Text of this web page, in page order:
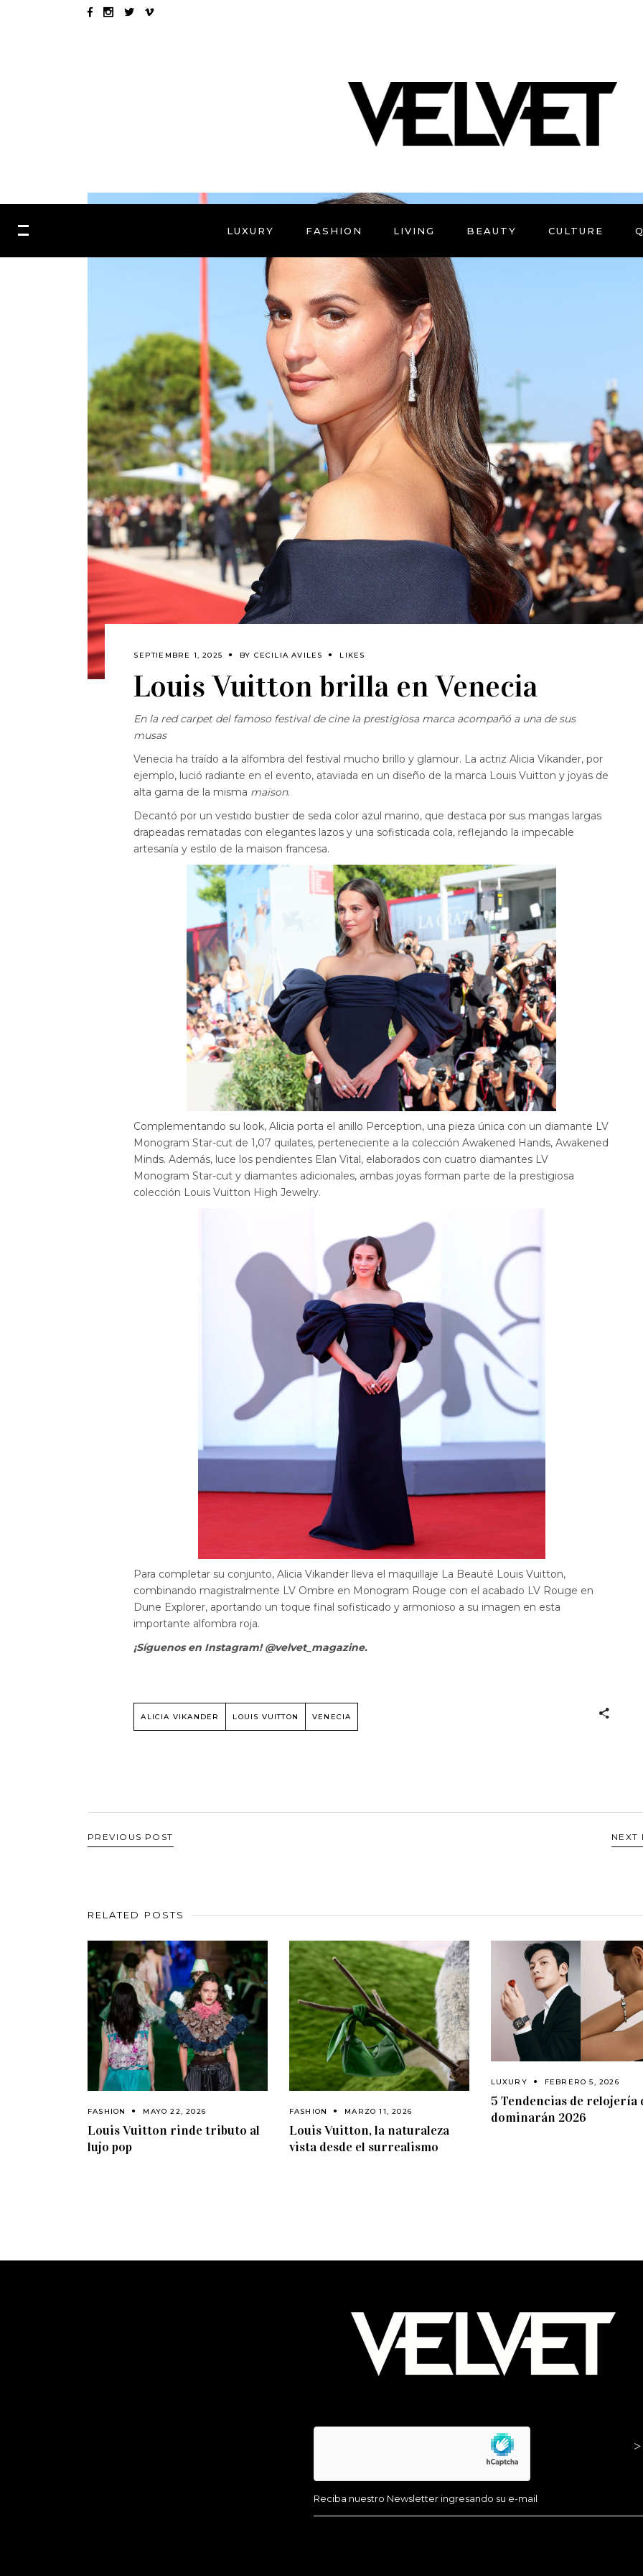
LUXURY FASHION LIVING BEAUTY CULTURE
SEPTIEMBRE 1, 2025 BY CECILIA AVILES LIKES
Louis Vuitton brilla en Venecia
En la red carpet del famoso festival de cine la prestigiosa marca acompañó a una de sus
musas
Venecia ha traído a la alfombra del festival mucho brillo y glamour. La actriz Alicia Vikander, por
ejemplo, lució radiante en el evento, ataviada en un diseño de la marca Louis Vuitton y joyas de
alta gama de la misma maison.
Decantó por un vestido bustier de seda color azul marino, que destaca por sus mangas largas
drapeadas rematadas con elegantes lazos y una sofisticada cola, reflejando la impecable
artesanía y estilo de la maison francesa.
Complementando su look, Alicia porta el anillo Perception, una pieza única con un diamante LV
Monogram Star-cut de 1,07 quilates, perteneciente a la colección Awakened Hands, Awakened
Minds. Además, luce los pendientes Elan Vital, elaborados con cuatro diamantes LV
Monogram Star-cut y diamantes adicionales, ambas joyas forman parte de la prestigiosa
colección Louis Vuitton High Jewelry.
Para completar su conjunto, Alicia Vikander lleva el maquillaje La Beauté Louis Vuitton,
combinando magistralmente LV Ombre en Monogram Rouge con el acabado LV Rouge en
Dune Explorer, aportando un toque final sofisticado y armonioso a su imagen en esta
importante alfombra roja.
¡Síguenos en Instagram! @velvet_magazine.
ALICIA VIKANDER LOUIS VUITTON VENECIA
PREVIOUS POST NEXT
RELATED POSTS
FASHION MAYO 22, 2026
Louis Vuitton rinde tributo al
lujo pop
FASHION MARZO 11, 2026
Louis Vuitton, la naturaleza
vista desde el surrealismo
LUXURY FEBRERO 5, 2026
5 Tendencias de relojería
dominarán 2026